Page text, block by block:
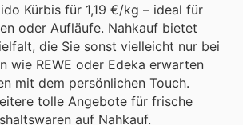
Kürbis für 1,19 €/kg – ideal für
oder Aufläufe. Nahkauf bietet
die Sie sonst vielleicht nur bei
wie REWE oder Edeka erwarten
mit dem persönlichen Touch.
tolle Angebote für frische
auf Nahkauf.